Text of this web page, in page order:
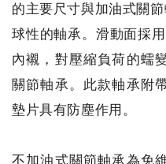
的主要尺寸與加油式關
球性的軸承。滑動面採
內襯，對壓縮負荷的蠕
關節軸承。此款軸承附
墊片具有防塵作用。
不加油式關節軸承為免